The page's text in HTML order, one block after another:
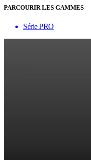
PARCOURIR LES GAMMES
Série PRO